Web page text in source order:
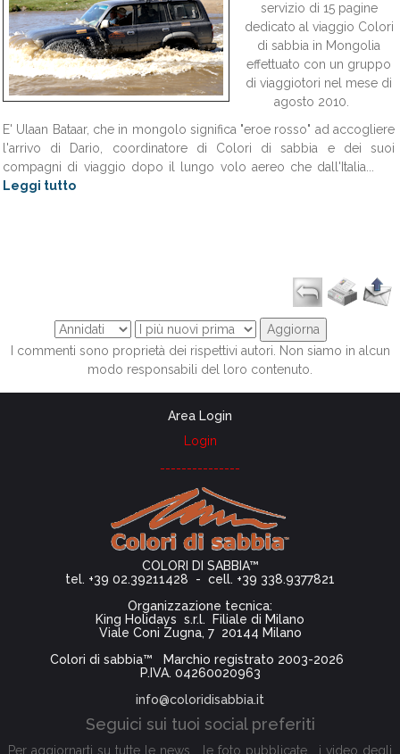
servizio di 15 pagine
dedicato al viaggio Colori
di sabbia in Mongolia
effettuato con un gruppo
di viaggiotori nel mese di
agosto 2010.
E' Ulaan Bataar, che in mongolo significa "eroe rosso" ad accogliere
l'arrivo di Dario, coordinatore di Colori di sabbia e dei suoi
compagni di viaggio dopo il lungo volo aereo che dall'Italia...
Leggi tutto
I commenti sono proprietà dei rispettivi autori. Non siamo in alcun
modo responsabili del loro contenuto.
Area Login
Login
---------------
COLORI DI SABBIA™
tel. +39 02.39211428 - cell. +39 338.9377821
Organizzazione tecnica:
King Holidays s.r.l. Filiale di Milano
Viale Coni Zugna, 7 20144 Milano
Colori di sabbia™ Marchio registrato 2003-2026
P.IVA. 04260020963
info@coloridisabbia.it
Seguici sui tuoi social preferiti
Per aggiornarti su tutte le news, le foto pubblicate, i video degli